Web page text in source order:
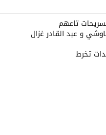
تاعهم
و عبد القادر غزال
تخرط